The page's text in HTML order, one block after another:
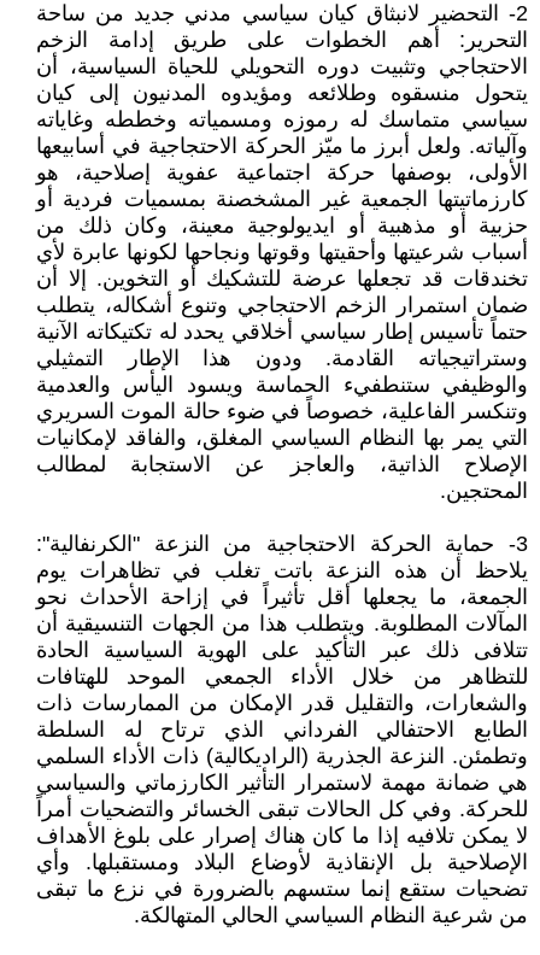
2- التحضير لانبثاق كيان سياسي مدني جديد من ساحة
التحرير: أهم الخطوات على طريق إدامة الزخم
الاحتجاجي وتثبيت دوره التحويلي للحياة السياسية، أن
يتحول منسقوه وطلائعه ومؤيدوه المدنيون إلى كيان
سياسي متماسك له رموزه ومسمياته وخططه وغاياته
وآلياته. ولعل أبرز ما ميّز الحركة الاحتجاجية في أسابيعها
الأولى، بوصفها حركة اجتماعية عفوية إصلاحية، هو
كارزماتيتها الجمعية غير المشخصنة بمسميات فردية أو
حزبية أو مذهبية أو ايديولوجية معينة، وكان ذلك من
أسباب شرعيتها وأحقيتها وقوتها ونجاحها لكونها عابرة لأي
تخندقات قد تجعلها عرضة للتشكيك أو التخوين. إلا أن
ضمان استمرار الزخم الاحتجاجي وتنوع أشكاله، يتطلب
حتماً تأسيس إطار سياسي أخلاقي يحدد له تكتيكاته الآنية
وستراتيجياته القادمة. ودون هذا الإطار التمثيلي
والوظيفي ستنطفيء الحماسة ويسود اليأس والعدمية
وتنكسر الفاعلية، خصوصاً في ضوء حالة الموت السريري
التي يمر بها النظام السياسي المغلق، والفاقد لإمكانيات
الإصلاح الذاتية، والعاجز عن الاستجابة لمطالب
المحتجين.
3- حماية الحركة الاحتجاجية من النزعة "الكرنفالية":
يلاحظ أن هذه النزعة باتت تغلب في تظاهرات يوم
الجمعة، ما يجعلها أقل تأثيراً في إزاحة الأحداث نحو
المآلات المطلوبة. ويتطلب هذا من الجهات التنسيقية أن
تتلافى ذلك عبر التأكيد على الهوية السياسية الحادة
للتظاهر من خلال الأداء الجمعي الموحد للهتافات
والشعارات، والتقليل قدر الإمكان من الممارسات ذات
الطابع الاحتفالي الفرداني الذي ترتاح له السلطة
وتطمئن. النزعة الجذرية (الراديكالية) ذات الأداء السلمي
هي ضمانة مهمة لاستمرار التأثير الكارزماتي والسياسي
للحركة. وفي كل الحالات تبقى الخسائر والتضحيات أمراً
لا يمكن تلافيه إذا ما كان هناك إصرار على بلوغ الأهداف
الإصلاحية بل الإنقاذية لأوضاع البلاد ومستقبلها. وأي
تضحيات ستقع إنما ستسهم بالضرورة في نزع ما تبقى
من شرعية النظام السياسي الحالي المتهالكة.